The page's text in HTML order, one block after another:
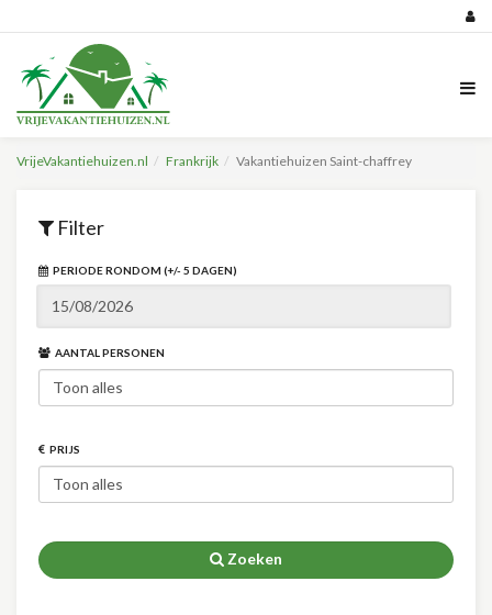
VrijeVakantiehuizen.nl Frankrijk Vakantiehuizen Saint-chaffrey
Filter
PERIODE RONDOM (+/- 5 DAGEN)
AANTAL PERSONEN
PRIJS
Zoeken